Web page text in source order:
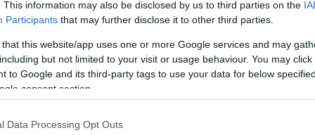
This information may also be disclosed by us to third parties on the
Participants that may further disclose it to other third parties.
that this website/app uses one or more Google services and may
but not limited to your visit or usage behaviour. You may
to Google and its third-party tags to use your data for below
consent section.
Data Processing Opt Outs
a Király fürdőbe, ami lepukkantságával
Miután megkaptam a jegyemet,
- vagy nem tudom, hogy hívják az
szabad öltöző. Így aztán ruhában kellett
itt tulajdonképpen féligmeddig fürödni